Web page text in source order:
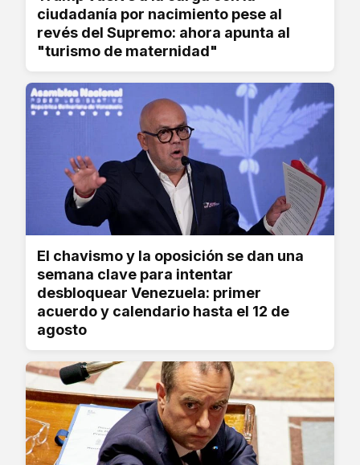
ciudadanía por nacimiento pese al
revés del Supremo: ahora apunta al
"turismo de maternidad"
El chavismo y la oposición se dan una
semana clave para intentar
desbloquear Venezuela: primer
acuerdo y calendario hasta el 12 de
agosto